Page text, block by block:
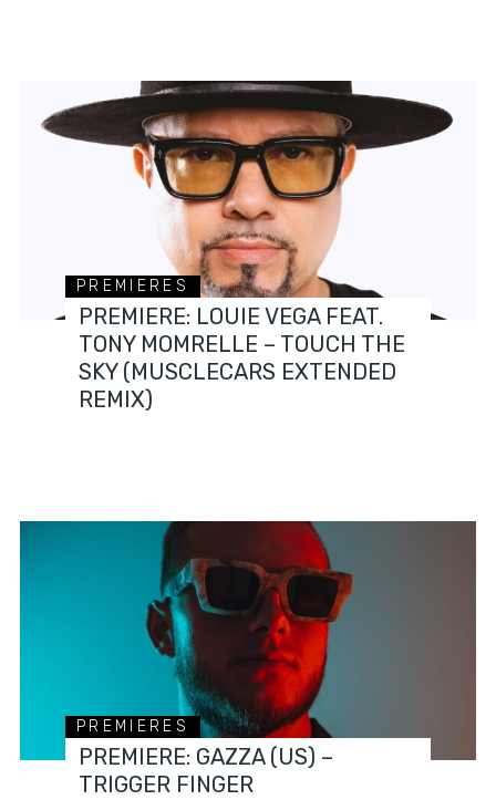
PREMIERES
PREMIERE: LOUIE VEGA FEAT.
TONY MOMRELLE – TOUCH THE
SKY (MUSCLECARS EXTENDED
REMIX)
PREMIERES
PREMIERE: GAZZA (US) –
TRIGGER FINGER